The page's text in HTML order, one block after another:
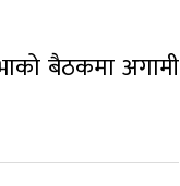
बैठकमा अगामी